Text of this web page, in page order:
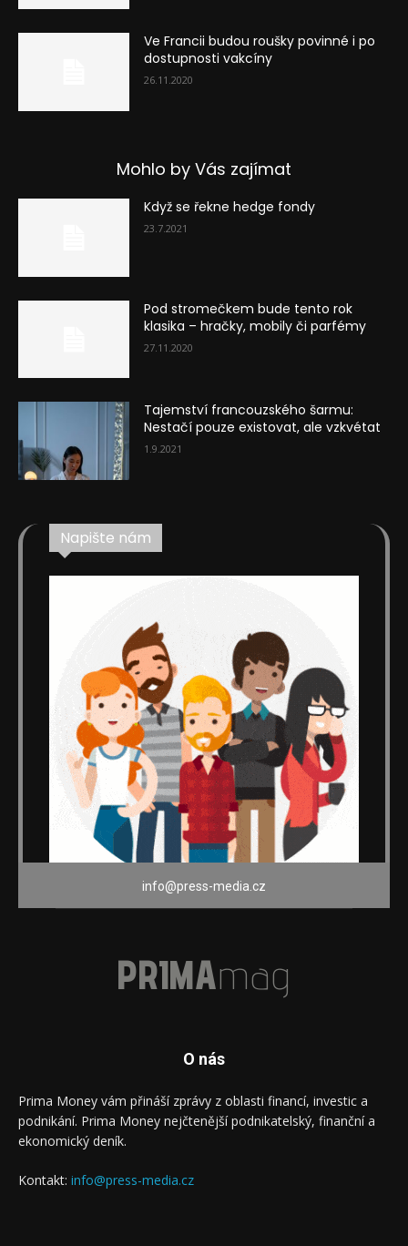
Ve Francii budou roušky povinné i po
dostupnosti vakcíny
26.11.2020
Mohlo by Vás zajímat
Když se řekne hedge fondy
23.7.2021
Pod stromečkem bude tento rok
klasika – hračky, mobily či parfémy
27.11.2020
Tajemství francouzského šarmu:
Nestačí pouze existovat, ale vzkvétat
1.9.2021
Napište nám
info@press-media.cz
PRIMAmag
O nás
Prima Money vám přináší zprávy z oblasti financí, investic a
podnikání. Prima Money nejčtenější podnikatelský, finanční a
ekonomický deník.
Kontakt: info@press-media.cz